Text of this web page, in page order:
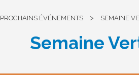
PROCHAINS ÉVÉNEMENTS > SEMAINE
Semaine